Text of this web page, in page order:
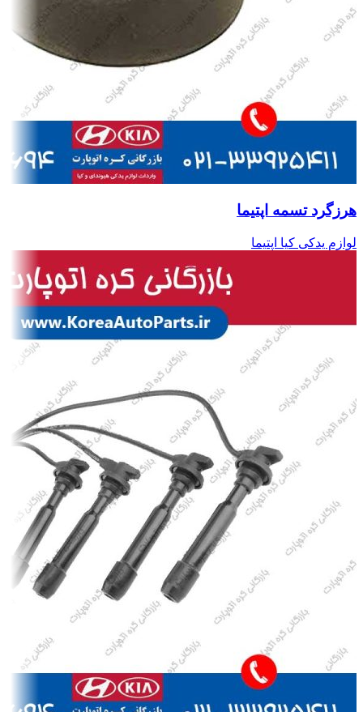
هرزگرد تسمه اپتیما
لوازم یدکی کیا اپتیما